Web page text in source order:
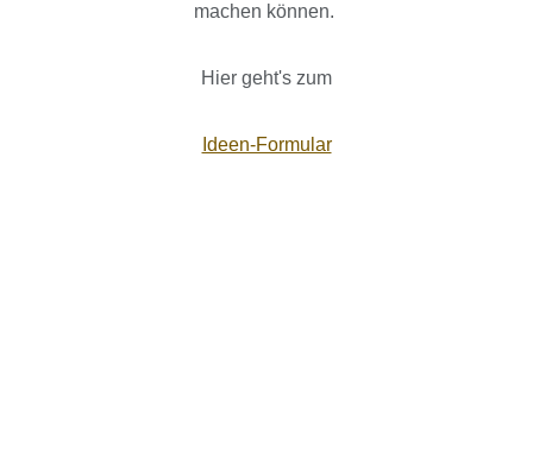
machen können.
Hier geht's zum
Ideen-Formular